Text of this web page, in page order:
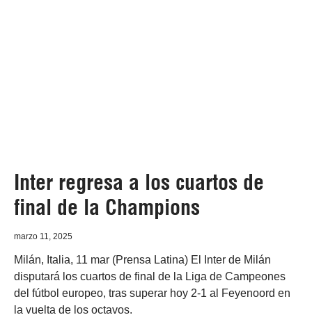
Inter regresa a los cuartos de
final de la Champions
marzo 11, 2025
Milán, Italia, 11 mar (Prensa Latina) El Inter de Milán
disputará los cuartos de final de la Liga de Campeones
del fútbol europeo, tras superar hoy 2-1 al Feyenoord en
la vuelta de los octavos.